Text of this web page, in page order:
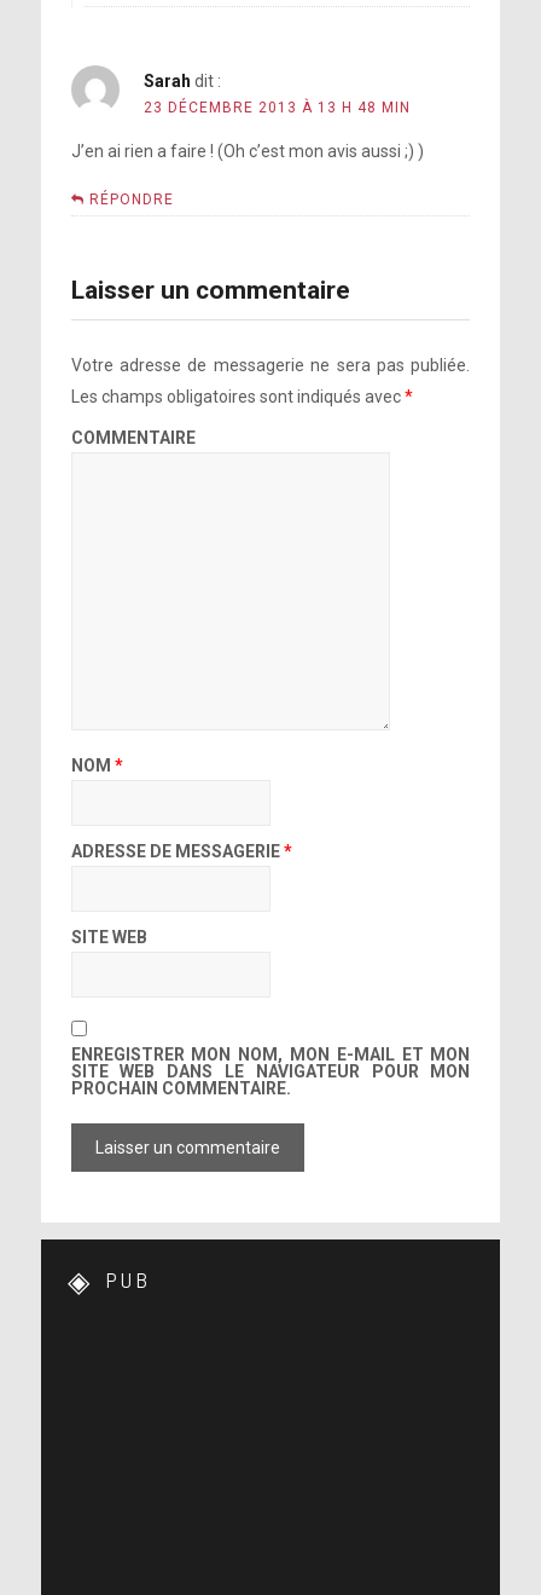
Sarah dit :
23 DÉCEMBRE 2013 À 13 H 48 MIN
J’en ai rien a faire ! (Oh c’est mon avis aussi ;) )
RÉPONDRE
Laisser un commentaire
Votre adresse de messagerie ne sera pas publiée.
Les champs obligatoires sont indiqués avec*
COMMENTAIRE
NOM *
ADRESSE DE MESSAGERIE*
SITE WEB
ENREGISTRER MON NOM, MON E-MAIL ET MON
SITE WEB DANS LE NAVIGATEUR POUR MON
PROCHAIN COMMENTAIRE.
PUB